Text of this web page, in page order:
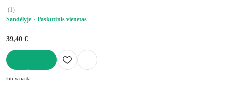
(1)
Sandėlyje
Paskutinis vienetas
39,40 €
kiti variantai